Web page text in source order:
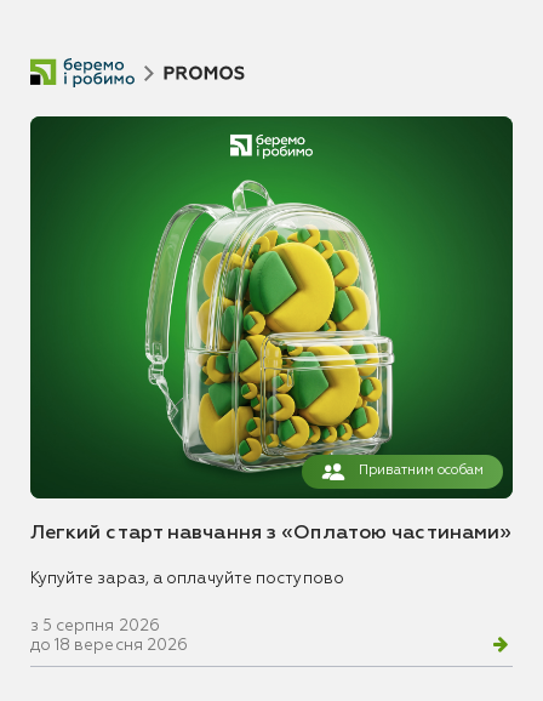
Приватним особам
Легкий старт навчання з «Оплатою частинами»
Купуйте зараз, а оплачуйте поступово
з 5 серпня 2026
до 18 вересня 2026